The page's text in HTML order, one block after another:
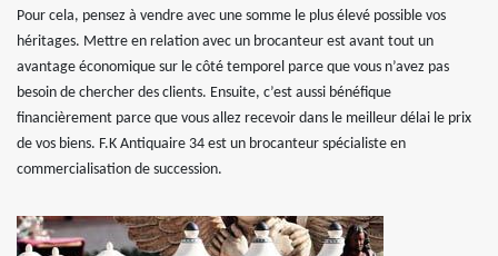
Pour cela, pensez à vendre avec une somme le plus élevé possible vos
héritages. Mettre en relation avec un brocanteur est avant tout un
avantage économique sur le côté temporel parce que vous n’avez pas
besoin de chercher des clients. Ensuite, c’est aussi bénéfique
financièrement parce que vous allez recevoir dans le meilleur délai le prix
de vos biens. F.K Antiquaire 34 est un brocanteur spécialiste en
commercialisation de succession.